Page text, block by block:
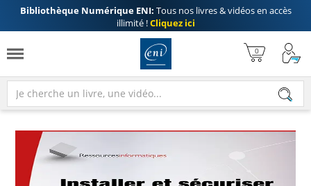
Bibliothèque Numérique ENI: Tous nos livres & vidéos en accès
illimité !Cliquez ici